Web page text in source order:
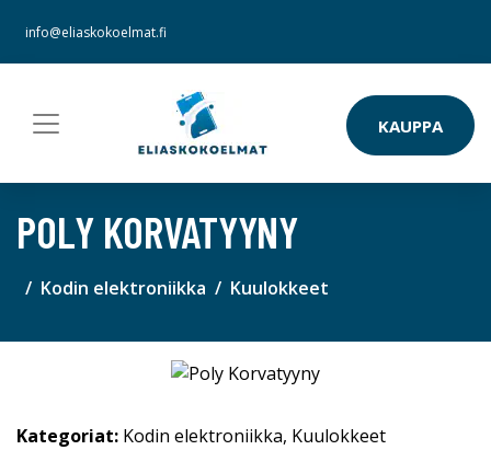
info@eliaskokoelmat.fi
KAUPPA
POLY KORVATYYNY
Kodin elektroniikka Kuulokkeet
Kategoriat: Kodin elektroniikka, Kuulokkeet